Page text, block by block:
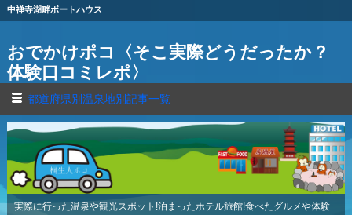
中禅寺湖畔ボートハウス
おでかけポコ〈そこ実際どうだったか？
体験口コミレポ〉
都道府県別温泉地別記事一覧
実際に行った温泉や観光スポット!泊まったホテル旅館!食べたグルメや体験